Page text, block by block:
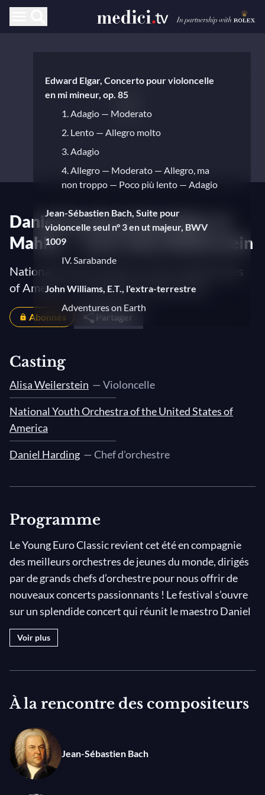
Edward Elgar, Concerto pour violoncelle
en mi mineur, op. 85
1. Adagio — Moderato
2. Lento — Allegro molto
3. Adagio
4. Allegro — Moderato — Allegro, ma
non troppo — Poco più lento — Adagio
Jean-Sébastien Bach, Suite pour
violoncelle seul n° 3 en ut majeur, BWV
1009
IV. Sarabande
John Williams, E.T., l'extra-terrestre
Adventures on Earth
Daniel Harding dirige Elgar et
Mahler — Avec Alisa Weilerstein
National Youth Orchestra of the United States
of America — Young Euro Classic 2022
Abonnés Partager
Casting
Alisa Weilerstein — Violoncelle
National Youth Orchestra of the United States of
America
Daniel Harding — Chef d'orchestre
Programme
Le Young Euro Classic revient cet été en compagnie
des meilleurs orchestres de jeunes du monde, dirigés
par de grands chefs d’orchestre pour nous offrir de
nouveaux concerts passionnants ! Le festival s’ouvre
sur un splendide concert qui réunit le maestro Daniel
Harding, l'Orchestre national des jeunes des États-
Unis d'Amérique et la violoncelliste Alisa
mimineur d’Edward Elgar. Malgré un accueil mitigé
lors de sa création, le concerto s'inscrit désormais
parmi les incontournables du répertoire du
violoncelle. Composé en 1919, il s’agit de la première
œuvre orchestrale du musicien, qu’il qualifie lui-
même de « vraie grande œuvre »… La virtuose Alisa
Voir plus
À la rencontre des compositeurs
Jean-Sébastien Bach